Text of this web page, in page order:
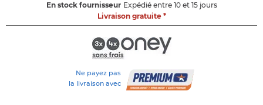
En stock fournisseur Expédié entre 10 et 15 jours
Livraison gratuite *
Ne payez pas
la livraison avec